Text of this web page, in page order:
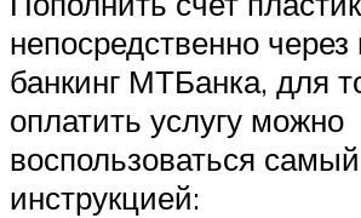
непосредственно через
банкинг МТБанка, для
оплатить услугу можно
воспользоваться
инструкцией: